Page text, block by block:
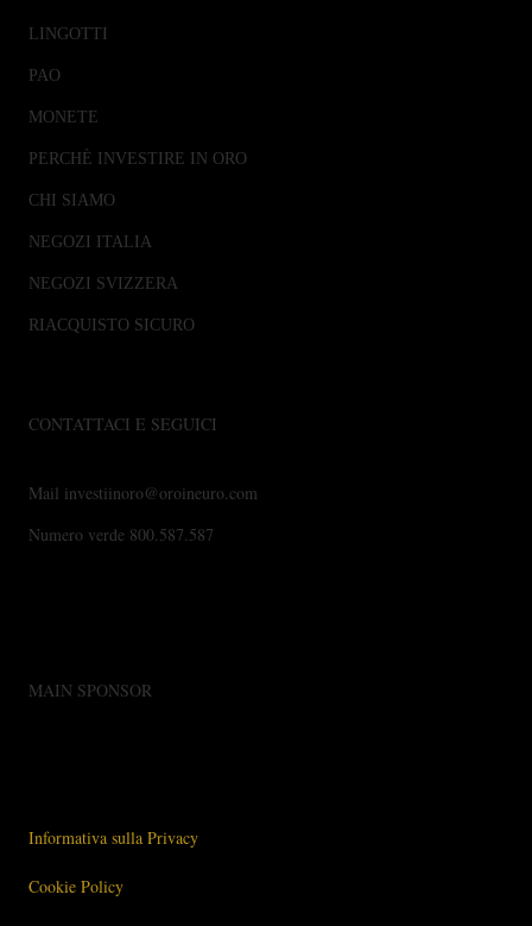
LINGOTTI
PAO
MONETE
PERCHÈ INVESTIRE IN ORO
CHI SIAMO
NEGOZI ITALIA
NEGOZI SVIZZERA
RIACQUISTO SICURO
CONTATTACI E SEGUICI
Mail investiinoro@oroineuro.com
Numero verde 800.587.587
MAIN SPONSOR
Informativa sulla Privacy
Cookie Policy